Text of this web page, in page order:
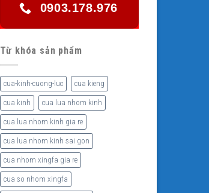
0903.178.976
Từ khóa sản phẩm
cua-kinh-cuong-luc cua kieng
cua kinh cua lua nhom kinh
cua lua nhom kinh gia re
cua lua nhom kinh sai gon
cua nhom xingfa gia re
cua so nhom xingfa